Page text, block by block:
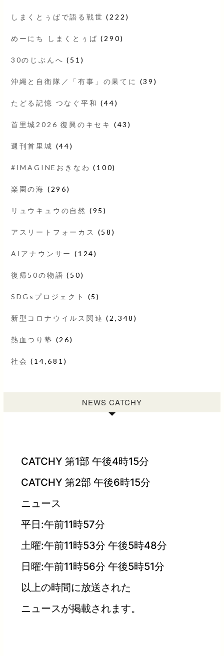
しまくとぅばで語る戦世 (222)
めーにち しまくとぅば (290)
30のじぶんへ (51)
沖縄と自衛隊／「有事」の果てに (39)
たどる記憶 つなぐ平和 (44)
首里城2026 復興のキセキ (43)
週刊首里城 (44)
#IMAGINEおきなわ (100)
楽園の海 (296)
リュウキュウの自然 (95)
アスリートフォーカス (58)
AIアナウンサー (124)
復帰50の物語 (50)
SDGsプロジェクト (5)
新型コロナウイルス関連 (2,348)
熱血つり塾 (26)
社会 (14,681)
NEWS CATCHY
CATCHY 第1部 午後4時15分
CATCHY 第2部 午後6時15分
ニュース
平日:午前11時57分
土曜:午前11時53分 午後5時48分
日曜:午前11時56分 午後5時51分
以上の時間に放送された
ニュースが掲載されます。